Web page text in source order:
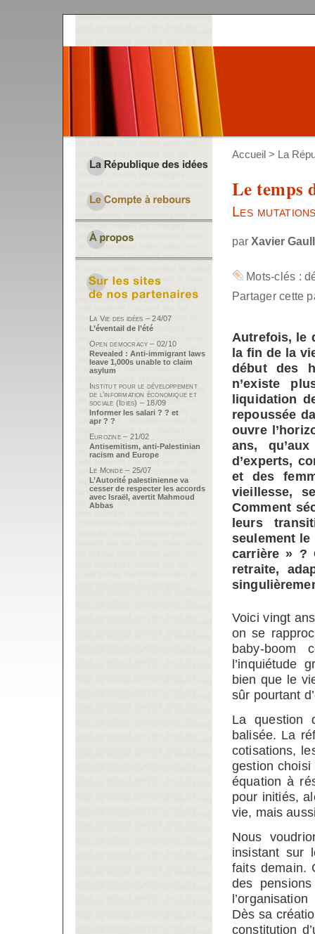
Accueil > La
Le temps
Les
par Xavier
Mots-clés :
Partager cette
Autrefois, le
la fin de la
début des
n’existe
liquidation
repoussée
ouvre
ans,
d’experts,
et des
vieillesse,
Comment
leurs
seulement le
carrière » ?
retraite,
Voici vingt
on se
baby-boom
l’inquiétude
bien que le
sûr pourtant
La question
balisée. La
cotisations,
gestion choisi
équation à
pour initiés,
vie, mais
Nous
insistant sur
faits demain.
des
Dès sa
constitution
La Vie des idées – 24/07
L’éventail de l’été
Open democracy – 02/10
Revealed : Anti-immigrant laws
leave 1,000s unable to claim
asylum
Institut pour le développement
de l’information économique et
sociale (Idies) – 18/09
Informer les salari ? ? et
apr ? ?
Eurozine – 21/02
Antisemitism, anti-Palestinian
racism and Europe
Le Monde – 25/07
L’Autorité palestinienne va
cesser de respecter les accords
avec Israël, avertit Mahmoud
Abbas